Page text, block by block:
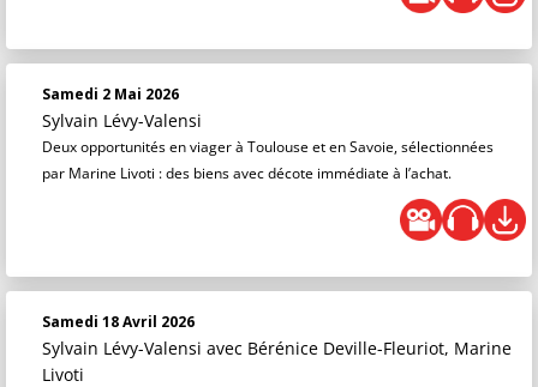
Samedi 2 Mai 2026
Sylvain Lévy-Valensi
Deux opportunités en viager à Toulouse et en Savoie, sélectionnées
par Marine Livoti : des biens avec décote immédiate à l’achat.
Samedi 18 Avril 2026
Sylvain Lévy-Valensi avec Bérénice Deville-Fleuriot, Marine
Livoti